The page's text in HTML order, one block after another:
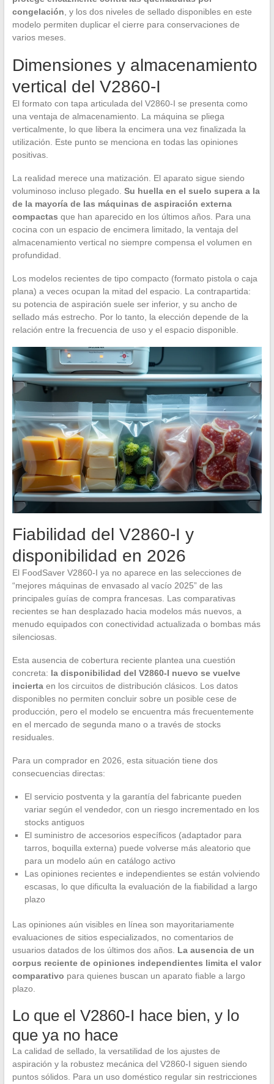
congelación , y los dos niveles de sellado disponibles en este
modelo permiten duplicar el cierre para conservaciones de
varios meses.
Dimensiones y almacenamiento
vertical del V2860-I
El formato con tapa articulada del V2860-I se presenta como
una ventaja de almacenamiento. La máquina se pliega
verticalmente, lo que libera la encimera una vez finalizada la
utilización. Este punto se menciona en todas las opiniones
positivas.
La realidad merece una matización. El aparato sigue siendo
voluminoso incluso plegado. Su huella en el suelo supera a la
de la mayoría de las máquinas de aspiración externa
compactas que han aparecido en los últimos años. Para una
cocina con un espacio de encimera limitado, la ventaja del
almacenamiento vertical no siempre compensa el volumen en
profundidad.
Los modelos recientes de tipo compacto (formato pistola o caja
plana) a veces ocupan la mitad del espacio. La contrapartida:
su potencia de aspiración suele ser inferior, y su ancho de
sellado más estrecho. Por lo tanto, la elección depende de la
relación entre la frecuencia de uso y el espacio disponible.
Fiabilidad del V2860-I y
disponibilidad en 2026
El FoodSaver V2860-I ya no aparece en las selecciones de
“mejores máquinas de envasado al vacío 2025” de las
principales guías de compra francesas. Las comparativas
recientes se han desplazado hacia modelos más nuevos, a
menudo equipados con conectividad actualizada o bombas más
silenciosas.
Esta ausencia de cobertura reciente plantea una cuestión
concreta: la disponibilidad del V2860-I nuevo se vuelve
inciertaen los circuitos de distribución clásicos. Los datos
disponibles no permiten concluir sobre un posible cese de
producción, pero el modelo se encuentra más frecuentemente
en el mercado de segunda mano o a través de stocks
residuales.
Para un comprador en 2026, esta situación tiene dos
consecuencias directas:
El servicio postventa y la garantía del fabricante pueden
variar según el vendedor, con un riesgo incrementado en los
stocks antiguos
El suministro de accesorios específicos (adaptador para
tarros, boquilla externa) puede volverse más aleatorio que
para un modelo aún en catálogo activo
Las opiniones recientes e independientes se están volviendo
escasas, lo que dificulta la evaluación de la fiabilidad a largo
plazo
Las opiniones aún visibles en línea son mayoritariamente
evaluaciones de sitios especializados, no comentarios de
usuarios datados de los últimos dos años. La ausencia de un
corpus reciente de opiniones independientes limita el valor
comparativo para quienes buscan un aparato fiable a largo
plazo.
Lo que el V2860-I hace bien, y lo
que ya no hace
La calidad de sellado, la versatilidad de los ajustes de
aspiración y la robustez mecánica del V2860-I siguen siendo
puntos sólidos. Para un uso doméstico regular sin restricciones